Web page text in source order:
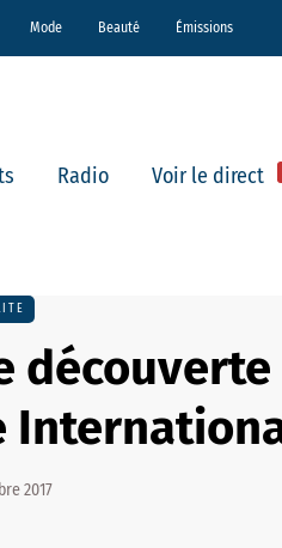
Mode Beauté Émissions
Radio Voir le direct
découverte
2017